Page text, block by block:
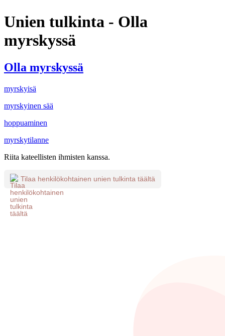
Unien tulkinta - Olla
myrskyssä
Olla myrskyssä
myrskyisä
myrskyinen sää
hoppuaminen
myrskytilanne
Riita kateellisten ihmisten kanssa.
Tilaa henkilökohtainen unien tulkinta täältä